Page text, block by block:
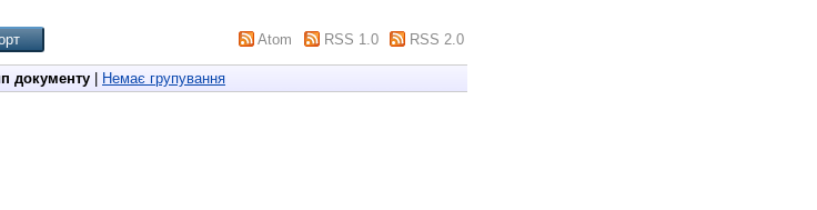
Atom RSS 1.0 RSS 2.0
документу Немає групування